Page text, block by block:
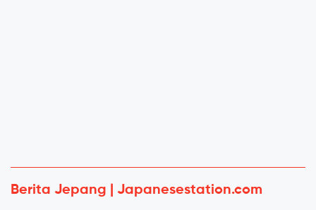
Berita Jepang | Japanesestation.com